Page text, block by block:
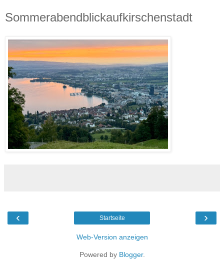
Sommerabendblickaufkirschenstadt
‹ ›
Startseite
Web-Version anzeigen
Powered by Blogger.